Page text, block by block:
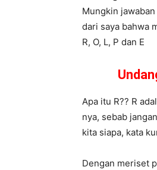
Mungkin
dari saya bahwa
R, O, L, P dan E
Apa itu R?? R
nya, sebab
kita siapa, kata
Dengan meriset